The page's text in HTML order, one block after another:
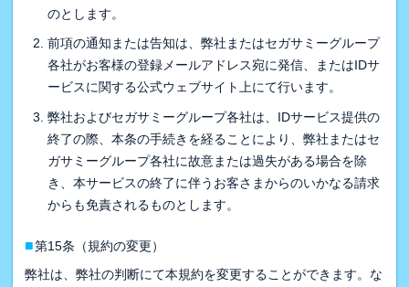
のとします。
前項の通知または告知は、弊社またはセガサミーグループ
各社がお客様の登録メールアドレス宛に発信、またはIDサ
ービスに関する公式ウェブサイト上にて行います。
弊社およびセガサミーグループ各社は、IDサービス提供の
終了の際、本条の手続きを経ることにより、弊社またはセ
ガサミーグループ各社に故意または過失がある場合を除
き、本サービスの終了に伴うお客さまからのいかなる請求
からも免責されるものとします。
■第15条（規約の変更）
弊社は、弊社の判断にて本規約を変更することができます。な